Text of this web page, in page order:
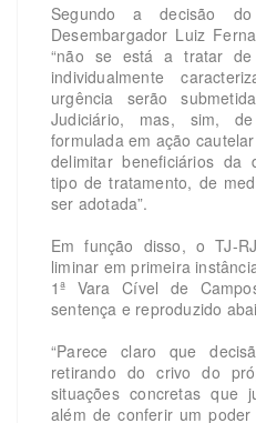
Segundo a decisão
Desembargador Luiz
“não se está a tratar de
individualmente
urgência serão
Judiciário, mas, sim,
formulada em ação
delimitar beneficiários da
tipo de tratamento, de
ser adotada”.
Em função disso, o TJ-
liminar em primeira
1ª Vara Cível de
sentença e reproduzido
“Parece claro que
retirando do crivo do
situações concretas que
além de conferir um